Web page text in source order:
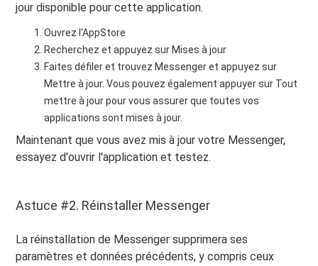
jour disponible pour cette application.
Ouvrez l'AppStore
Recherchez et appuyez sur Mises à jour
Faites défiler et trouvez Messenger et appuyez sur
Mettre à jour. Vous pouvez également appuyer sur Tout
mettre à jour pour vous assurer que toutes vos
applications sont mises à jour.
Maintenant que vous avez mis à jour votre Messenger,
essayez d'ouvrir l'application et testez.
Astuce #2. Réinstaller Messenger
La réinstallation de Messenger supprimera ses
paramètres et données précédents, y compris ceux